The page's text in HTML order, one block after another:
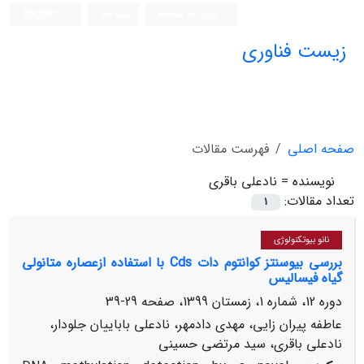
زیست فناوری
صفحه اصلی
فهرست مقالات
نویسنده = نادعلی باقری
تعداد مقالات:
1
نانو بیوتکنولوژی
بررسی بیوسنتز کوانتوم دات‌ Cds با استفاده ازعصاره متانولی
گیاه فیسالیس
دوره 12، شماره 1، زمستان 1399، صفحه
29-39
عاطفه پیران زایی، مهدی دادمهر، نادعلی باباییان جلودار،
نادعلی باقری، سید مرتضی حسینی